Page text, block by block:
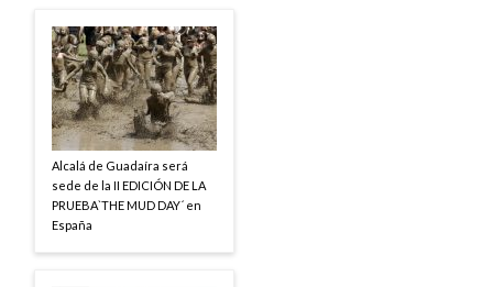
Alcalá de Guadaíra será
sede de la II EDICIÓN DE LA
PRUEBA`THE MUD DAY´ en
España